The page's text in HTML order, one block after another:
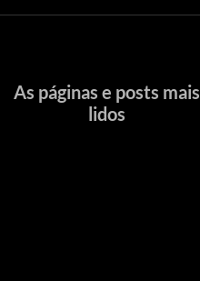
As páginas e posts mais
lidos